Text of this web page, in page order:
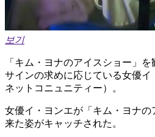
보기
「キム・ヨナのアイスショー」
サインの求めに応じている女優
ネットコニュニティー）。
女優イ・ヨンエが「キム・ヨナ
来た姿がキャッチされた。